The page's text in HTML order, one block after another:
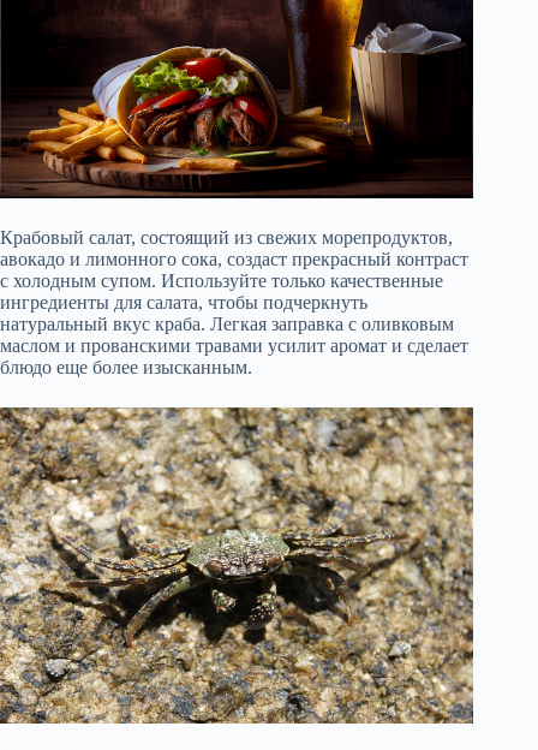
Крабовый салат, состоящий из свежих морепродуктов,
авокадо и лимонного сока, создаст прекрасный контраст
с холодным супом. Используйте только качественные
ингредиенты для салата, чтобы подчеркнуть
натуральный вкус краба. Легкая заправка с оливковым
маслом и прованскими травами усилит аромат и сделает
блюдо еще более изысканным.